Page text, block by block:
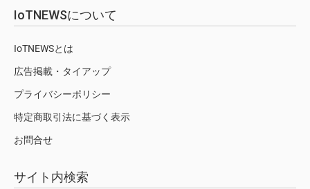
IoTNEWSについて
IoTNEWSとは
広告掲載・タイアップ
プライバシーポリシー
特定商取引法に基づく表示
お問合せ
サイト内検索